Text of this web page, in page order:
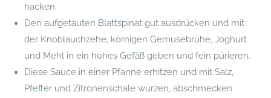
hacken.
Den aufgetauten Blattspinat gut ausdrücken und mit
der Knoblauchzehe, körnigen Gemüsebrühe, Joghurt
und Mehl in ein hohes Gefäß geben und fein pürieren.
Diese Sauce in einer Pfanne erhitzen und mit Salz,
Pfeffer und Zitronenschale würzen, abschmecken.